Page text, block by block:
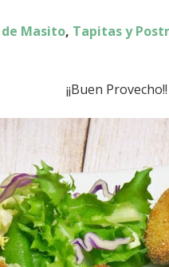
de Masito, Tapitas y
¡¡Buen Provecho!!